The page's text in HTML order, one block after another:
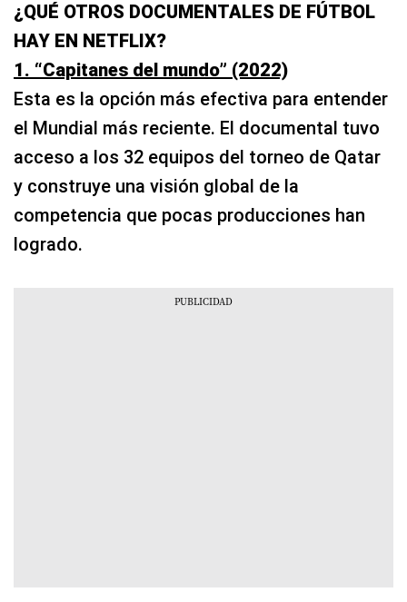
¿QUÉ OTROS DOCUMENTALES DE FÚTBOL
HAY EN NETFLIX?
1. “Capitanes del mundo” (2022)
Esta es la opción más efectiva para entender
el Mundial más reciente. El documental tuvo
acceso a los 32 equipos del torneo de Qatar
y construye una visión global de la
competencia que pocas producciones han
logrado.